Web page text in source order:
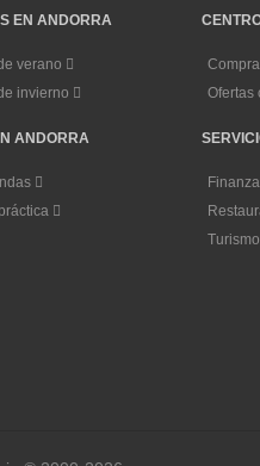
EN ANDORRA
verano
invierno
Ofertas
ANDORRA